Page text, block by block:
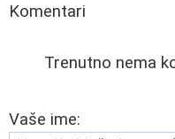
Komentari
Trenutno nema
Vaše ime: